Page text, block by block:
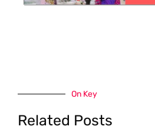
On Key
Related Posts